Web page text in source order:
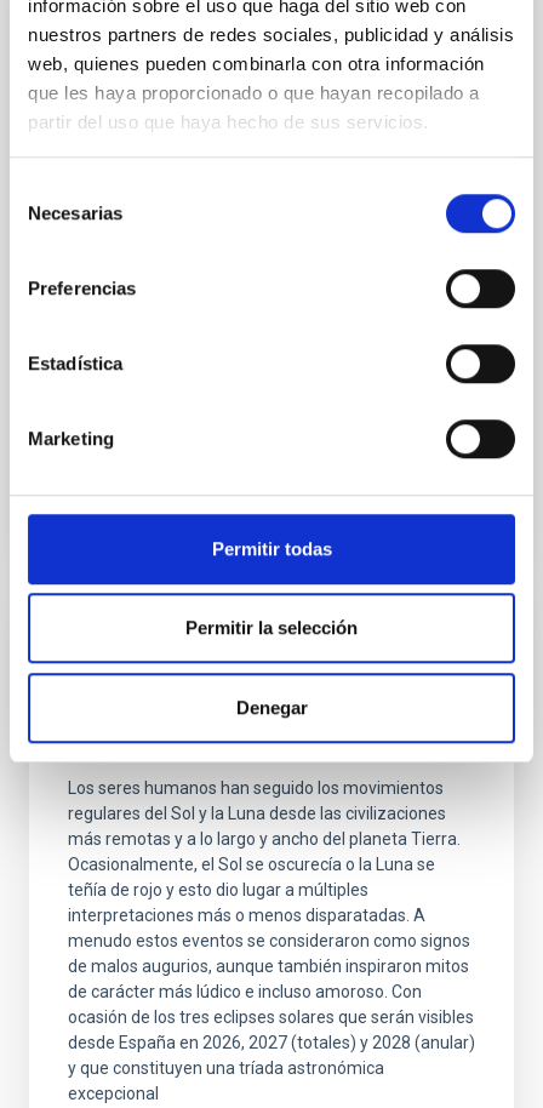
información sobre el uso que haga del sitio web con
nuestros partners de redes sociales, publicidad y análisis
web, quienes pueden combinarla con otra información
que les haya proporcionado o que hayan recopilado a
partir del uso que haya hecho de sus servicios.
Necesarias
Preferencias
Estadística
Marketing
Permitir todas
Permitir la selección
Denegar
NOTA DE PRENSA
EL IAC acoge las reuniones científicas del
instrumento SO/PHI de Solar Orbiter
El Instituto de Astrofísica de Canarias (IAC) acoge
internacional centrado en los avances científicos y
técnicos del instrumento Polarimetric and
espacial Solar Orbiter (SO) de la ESA. El desarrollo de
PHI fue coliderado por la Red Española de Física Solar
actualmente su operación y explotación científicas. El
IAC forma parte de esta red. PHI es un instrumento
Fecha de publicación
NOTA DE PRENSA
Eva Villaver participa en la presentación
del libro ‘Eclipses. El Sol y sus eclipses en
la ciencia, la historia y las artes’
Los seres humanos han seguido los movimientos
regulares del Sol y la Luna desde las civilizaciones
más remotas y a lo largo y ancho del planeta Tierra.
Ocasionalmente, el Sol se oscurecía o la Luna se
teñía de rojo y esto dio lugar a múltiples
interpretaciones más o menos disparatadas. A
menudo estos eventos se consideraron como signos
de malos augurios, aunque también inspiraron mitos
de carácter más lúdico e incluso amoroso. Con
ocasión de los tres eclipses solares que serán visibles
desde España en 2026, 2027 (totales) y 2028 (anular)
y que constituyen una tríada astronómica
excepcional